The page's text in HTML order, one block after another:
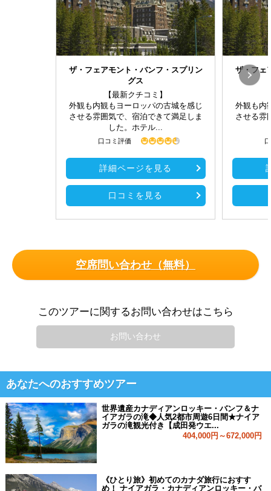
ザ・フェアモント・バンフ・スプリン
グス
【最新クチコミ】
外観も内観もヨーロッパの古城を感じ
させる雰囲気で、宿泊できて満足しま
した。ホテル...
口コミ評価
詳細ページを見る
口コミを見る
ザ・フェ
外観も内
させる雰
空席問い合わせ（無料）
このツアーに関するお問い合わせはこちら
お問い合わせ
あなたへのおすすめツアー
世界遺産カナディアンロッキー・バンフ＆ナ
イアガラの滝◆人気2都市周遊6日間★ナイア
ガラの滝観光付き【成田発ウエ...
404,000円～672,000円
《ひとり旅》初めてのカナダ旅行におすす
め！ ナイアガラ・カナディアンロッキー・バ